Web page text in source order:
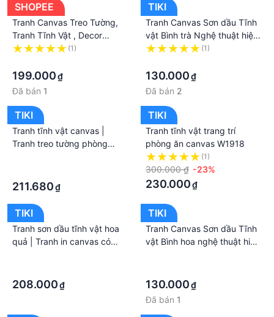
SHOPEE
Tranh Canvas Treo Tường,
Tranh Tĩnh Vật , Decor
phòng ăn, nhà bếp
(1)
199.000₫
Đã bán 1
TIKI
Tranh Canvas Sơn dầu Tĩnh
vật Bình trà Nghệ thuật hiện
đại. , Khung hợp nhôm
kích thước. Phù hợp nhiều
không gian sang trọng
(1)
130.000₫
Đã bán 2
TIKI
Tranh tĩnh vật canvas |
Tranh treo tường phòng
211.680₫
TIKI
Tranh tĩnh vật trang trí
phòng ăn canvas W1918
(1)
300.000 ₫ -23%
230.000₫
TIKI
Tranh sơn dầu tĩnh vật hoa
quả | Tranh in canvas có
208.000₫
TIKI
Tranh Canvas Sơn dầu Tĩnh
vật Bình hoa nghệ thuật hiện
kích thước. Phù hợp nhiều
không gian sang trọng
130.000₫
Đã bán 1